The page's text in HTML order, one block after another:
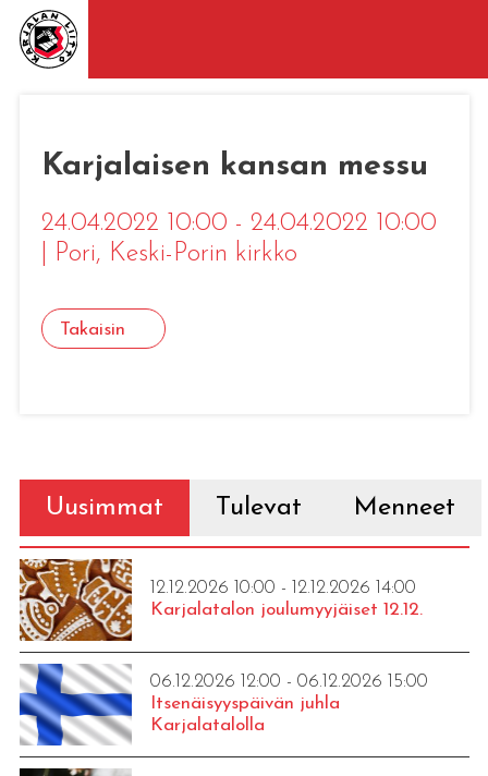
Karjalaisen kansan messu
24.04.2022 10:00 - 24.04.2022 10:00
Pori, Keski-Porin kirkko
Takaisin
Uusimmat Tulevat Menneet
12.12.2026 10:00 - 12.12.2026 14:00
Karjalatalon joulumyyjäiset 12.12.
06.12.2026 12:00 - 06.12.2026 15:00
Itsenäisyyspäivän juhla
Karjalatalolla